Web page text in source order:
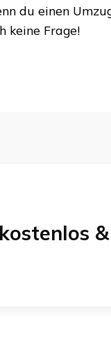
du einen
keine Frage!